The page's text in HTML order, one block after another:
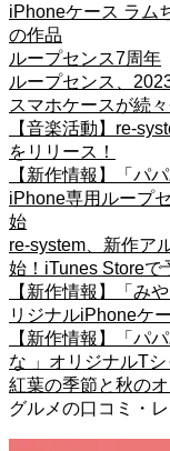
iPhoneケース ラム
の作品
ループセンス7周年
ループセンス、
スマホケースが続
【音楽活動】re-
をリリース！
【新作情報】「パ
iPhone専用ループ
始
re-system、新作ア
始！iTunes Storeで
【新作情報】「み
リジナルiPhoneケ
【新作情報】「パ
な 」オリジナルT
紅葉の季節と秋の
グルメの口コミ・